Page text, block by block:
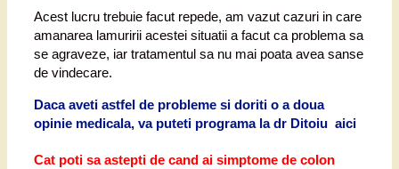
Acest lucru trebuie facut repede, am vazut cazuri in care
amanarea lamuririi acestei situatii a facut ca problema sa
se agraveze, iar tratamentul sa nu mai poata avea sanse
de vindecare.
Daca aveti astfel de probleme si doriti o a doua
opinie medicala, va puteti programa la dr Ditoiu aici
Cat poti sa astepti de cand ai simptome de colon